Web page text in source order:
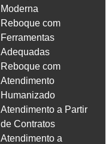
Moderna
Reboque com
Ferramentas
Adequadas
Reboque com
Atendimento
Humanizado
Atendimento a Partir
de Contratos
Atendimento a